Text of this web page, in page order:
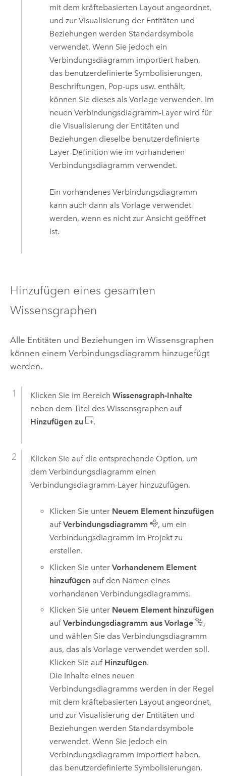
mit dem kräftebasierten Layout angeordnet,
und zur Visualisierung der Entitäten und
Beziehungen werden Standardsymbole
verwendet. Wenn Sie jedoch ein
Verbindungsdiagramm importiert haben,
das benutzerdefinierte Symbolisierungen,
Beschriftungen, Pop-ups usw. enthält,
können Sie dieses als Vorlage verwenden. Im
neuen Verbindungsdiagramm-Layer wird für
die Visualisierung der Entitäten und
Beziehungen dieselbe benutzerdefinierte
Layer-Definition wie im vorhandenen
Verbindungsdiagramm verwendet.
Ein vorhandenes Verbindungsdiagramm
kann auch dann als Vorlage verwendet
werden, wenn es nicht zur Ansicht geöffnet
ist.
Hinzufügen eines gesamten
Wissensgraphen
Alle Entitäten und Beziehungen im Wissensgraphen
können einem Verbindungsdiagramm hinzugefügt
werden.
Klicken Sie im Bereich Wissensgraph-Inhalte
neben dem Titel des Wissensgraphen auf
Hinzufügen zu
.
Klicken Sie auf die entsprechende Option, um
dem Verbindungsdiagramm einen
Verbindungsdiagramm-Layer hinzuzufügen.
Klicken Sie unter Neuem Element hinzufügen
aufVerbindungsdiagramm
, um ein
Verbindungsdiagramm im Projekt zu
erstellen.
Klicken Sie unterVorhandenem Element
hinzufügen auf den Namen eines
vorhandenen Verbindungsdiagramms.
Klicken Sie unter Neuem Element hinzufügen
aufVerbindungsdiagramm aus Vorlage
,
und wählen Sie das Verbindungsdiagramm
aus, das als Vorlage verwendet werden soll.
Klicken Sie auf Hinzufügen.
Die Inhalte eines neuen
Verbindungsdiagramms werden in der Regel
mit dem kräftebasierten Layout angeordnet,
und zur Visualisierung der Entitäten und
Beziehungen werden Standardsymbole
verwendet. Wenn Sie jedoch ein
Verbindungsdiagramm importiert haben,
das benutzerdefinierte Symbolisierungen,